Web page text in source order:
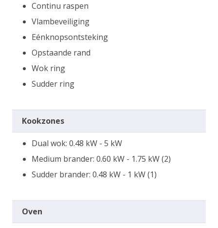
Continu raspen
Vlambeveiliging
Eénknopsontsteking
Opstaande rand
Wok ring
Sudder ring
Kookzones
Dual wok: 0.48 kW - 5 kW
Medium brander: 0.60 kW - 1.75 kW (2)
Sudder brander: 0.48 kW - 1 kW (1)
Oven